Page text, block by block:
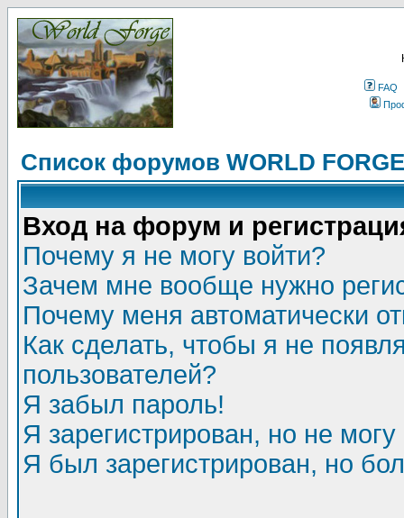
FAQ
Список форумов WORLD FORGE
Вход на форум и
Почему я не могу войти?
Зачем мне вообще нужно
Почему меня автоматически
Как сделать, чтобы я не
пользователей?
Я забыл пароль!
Я зарегистрирован, но не могу
Я был зарегистрирован, но